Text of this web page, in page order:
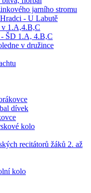
jarního stromu
- U Labutě
v 1.A,4.B,C
- ŠD 1.A, 4.B,C
v družince
dívek
kolo
recitátorů žáků 2. až
kolo